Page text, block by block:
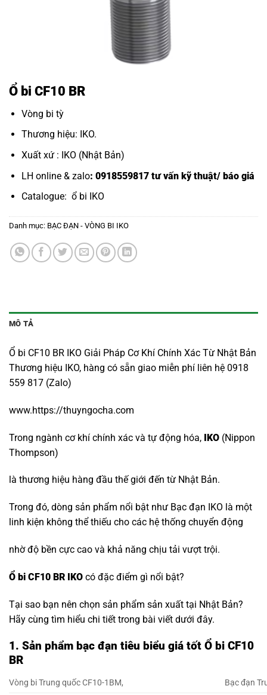
Ổ bi CF10 BR
Vòng bi tỳ
Thương hiệu: IKO.
Xuất xứ : IKO (Nhật Bản)
LH online & zalo: 0918559817 tư vấn kỹ thuật/ báo giá
Catalogue: ổ bi IKO
Danh mục: BẠC ĐẠN - VÒNG BI IKO
MÔ TẢ
Ổ bi CF10 BR IKO Giải Pháp Cơ Khí Chính Xác Từ Nhật Bản
Thương hiệu IKO, hàng có sẵn giao miễn phí liên hệ 0918
559 817 (Zalo)
www.https://thuyngocha.com
Trong ngành cơ khí chính xác và tự động hóa, IKO (Nippon
Thompson)
là thương hiệu hàng đầu thế giới đến từ Nhật Bản.
Trong đó, dòng sản phẩm nổi bật như Bạc đạn IKO là một
linh kiện không thể thiếu cho các hệ thống chuyển động
nhờ độ bền cực cao và khả năng chịu tải vượt trội.
Ổ bi CF10 BR IKO có đặc điểm gì nổi bật?
Tại sao bạn nên chọn sản phẩm sản xuất tại Nhật Bản?
Hãy cùng tìm hiểu chi tiết trong bài viết dưới đây.
1. Sản phẩm bạc đạn tiêu biểu giá tốt Ổ bi CF10
BR
Vòng bi Trung quốc CF10-1BM,
Bạc đạn